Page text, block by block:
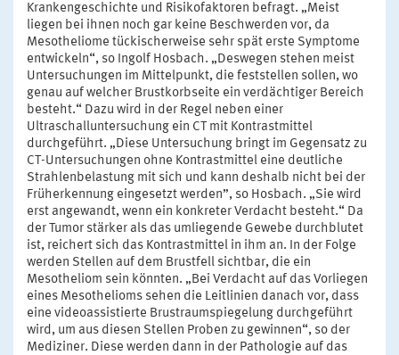
Krankengeschichte und Risikofaktoren befragt. „Meist
liegen bei ihnen noch gar keine Beschwerden vor, da
Mesotheliome tückischerweise sehr spät erste Symptome
entwickeln“, so Ingolf Hosbach. „Deswegen stehen meist
Untersuchungen im Mittelpunkt, die feststellen sollen, wo
genau auf welcher Brustkorbseite ein verdächtiger Bereich
besteht.“ Dazu wird in der Regel neben einer
Ultraschalluntersuchung ein CT mit Kontrastmittel
durchgeführt. „Diese Untersuchung bringt im Gegensatz zu
CT-Untersuchungen ohne Kontrastmittel eine deutliche
Strahlenbelastung mit sich und kann deshalb nicht bei der
Früherkennung eingesetzt werden”, so Hosbach. „Sie wird
erst angewandt, wenn ein konkreter Verdacht besteht.“ Da
der Tumor stärker als das umliegende Gewebe durchblutet
ist, reichert sich das Kontrastmittel in ihm an. In der Folge
werden Stellen auf dem Brustfell sichtbar, die ein
Mesotheliom sein könnten. „Bei Verdacht auf das Vorliegen
eines Mesothelioms sehen die Leitlinien danach vor, dass
eine videoassistierte Brustraumspiegelung durchgeführt
wird, um aus diesen Stellen Proben zu gewinnen“, so der
Mediziner. Diese werden dann in der Pathologie auf das